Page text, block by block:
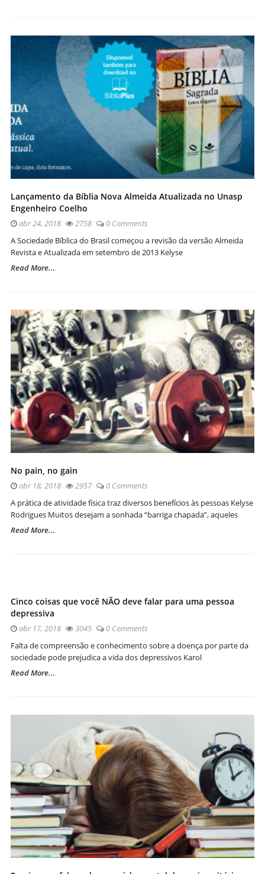
Lançamento da Bíblia Nova Almeida Atualizada no Unasp
Engenheiro Coelho
abr 24, 2018 2758
0 Comments
A Sociedade Bíblica do Brasil começou a revisão da versão Almeida
Revista e Atualizada em setembro de 2013 Kelyse
Read More...
No pain, no gain
abr 18, 2018 2957
0 Comments
A prática de atividade física traz diversos benefícios às pessoas Kelyse
Rodrigues Muitos desejam a sonhada “barriga chapada”, aqueles
Read More...
Cinco coisas que você NÃO deve falar para uma pessoa
depressiva
abr 17, 2018 3045
0 Comments
Falta de compreensão e conhecimento sobre a doença por parte da
sociedade pode prejudica a vida dos depressivos Karol
Read More...